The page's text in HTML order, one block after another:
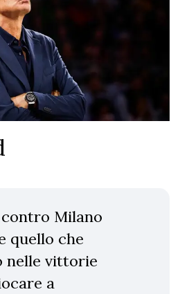
Milano
quello che
nelle vittorie
a